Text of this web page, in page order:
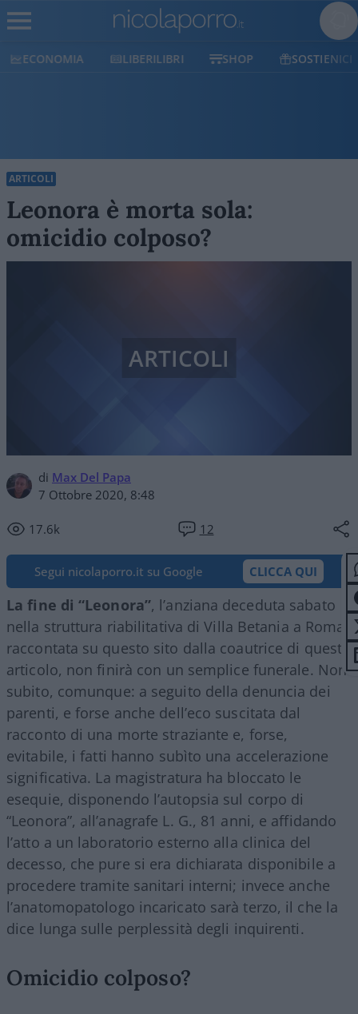
ECONOMIA LIBERILIBRI SHOP SOSTIENICI
ARTICOLI
Leonora è morta sola:
omicidio colposo?
di Max Del Papa
7 Ottobre 2020, 8:48
17.6k 12
ARTICOLI
Segui nicolaporro.it su Google CLICCA QUI
La fine di “Leonora”, l’anziana deceduta sabato
nella struttura riabilitativa di Villa Betania a Roma,
raccontata su questo sito dalla coautrice di questo
articolo, non finirà con un semplice funerale. Non
subito, comunque: a seguito della denuncia dei
parenti, e forse anche dell’eco suscitata dal
racconto di una morte straziante e, forse,
evitabile, i fatti hanno subìto una accelerazione
significativa. La magistratura ha bloccato le
esequie, disponendo l’autopsia sul corpo di
“Leonora”, all’anagrafe L. G., 81 anni, e affidando
l’atto a un laboratorio esterno alla clinica del
decesso, che pure si era dichiarata disponibile a
procedere tramite sanitari interni; invece anche
l’anatomopatologo incaricato sarà terzo, il che la
dice lunga sulle perplessità degli inquirenti.
Omicidio colposo?